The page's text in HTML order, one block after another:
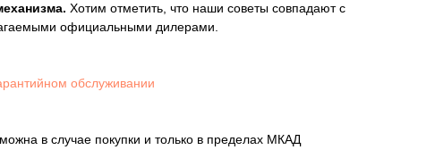
Хотим отметить, что наши советы совпадают с
официальными дилерами.
обслуживании
в случае покупки и только в пределах МКАД